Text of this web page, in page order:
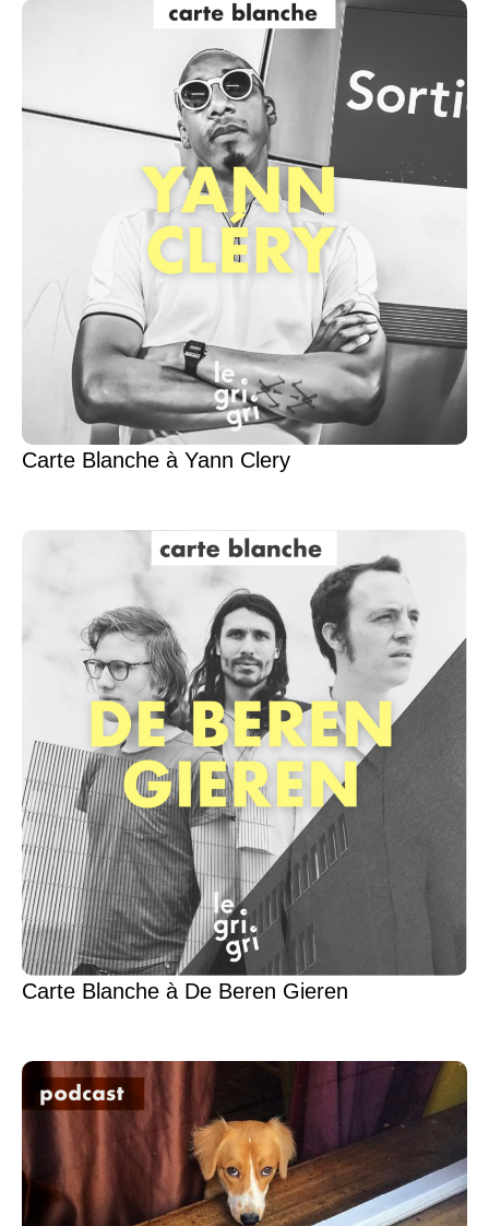
Carte Blanche à Yann Clery
Carte Blanche à De Beren Gieren